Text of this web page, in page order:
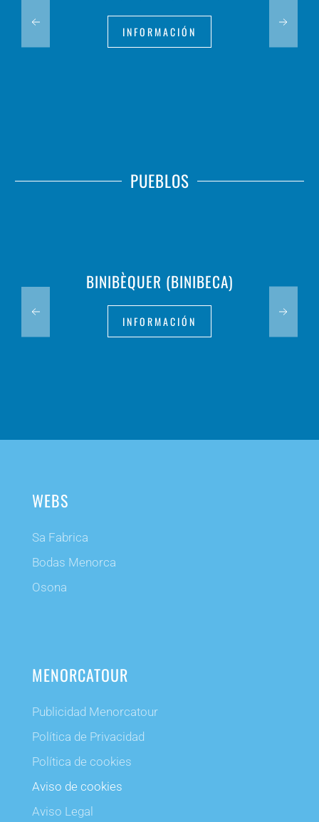
INFORMACIÓN
PUEBLOS
BINIBÈQUER (BINIBECA)
INFORMACIÓN
WEBS
Sa Fabrica
Bodas Menorca
Osona
MENORCATOUR
Publicidad Menorcatour
Política de Privacidad
Política de cookies
Aviso de cookies
Aviso Legal